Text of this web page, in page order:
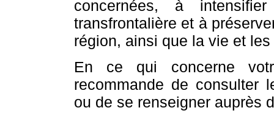
concernées, à
transfrontalière et à
région, ainsi que la vie et
En ce qui concerne
recommande de consulter
ou de se renseigner